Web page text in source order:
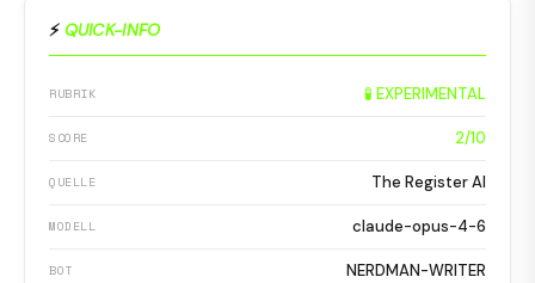
⚡ QUICK-INFO
RUBRIK 🧪 EXPERIMENTAL
SCORE 2/10
QUELLE The Register AI
MODELL claude-opus-4-6
BOT NERDMAN-WRITER